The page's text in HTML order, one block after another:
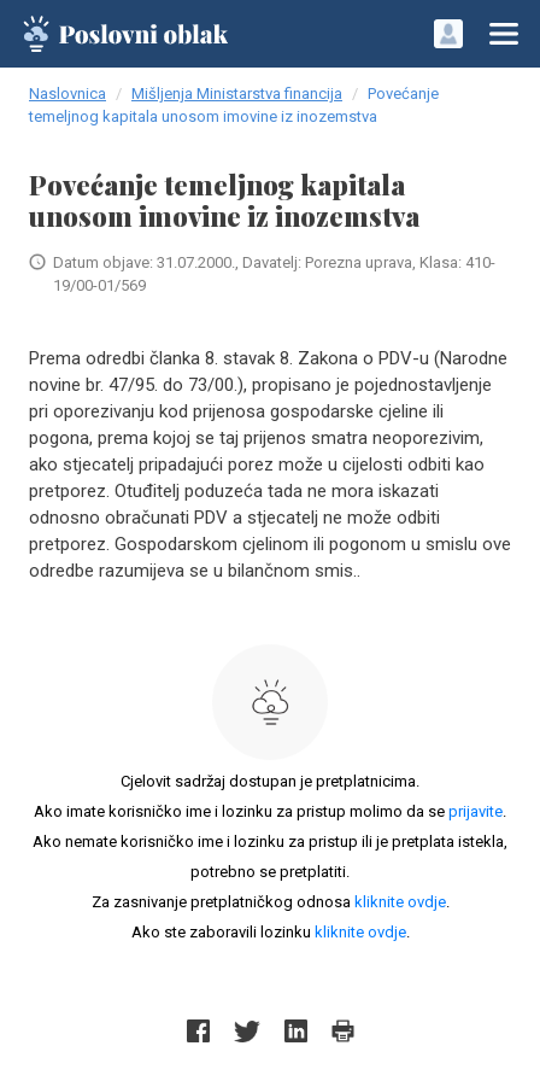
Naslovnica Mišljenja Ministarstva financija
Povećanje
temeljnog kapitala unosom imovine iz inozemstva
Povećanje temeljnog kapitala
unosom imovine iz inozemstva
Datum objave: 31.07.2000., Davatelj: Porezna uprava, Klasa: 410-
19/00-01/569
Prema odredbi članka 8. stavak 8. Zakona o PDV-u (Narodne
novine br. 47/95. do 73/00.), propisano je pojednostavljenje
pri oporezivanju kod prijenosa gospodarske cjeline ili
pogona, prema kojoj se taj prijenos smatra neoporezivim,
ako stjecatelj pripadajući porez može u cijelosti odbiti kao
pretporez. Otuđitelj poduzeća tada ne mora iskazati
odnosno obračunati PDV a stjecatelj ne može odbiti
pretporez. Gospodarskom cjelinom ili pogonom u smislu ove
odredbe razumijeva se u bilančnom smis..
Cjelovit sadržaj dostupan je pretplatnicima.
Ako imate korisničko ime i lozinku za pristup molimo da se prijavite.
Ako nemate korisničko ime i lozinku za pristup ili je pretplata istekla,
potrebno se pretplatiti.
Za zasnivanje pretplatničkog odnosa kliknite ovdje.
Ako ste zaboravili lozinku kliknite ovdje.